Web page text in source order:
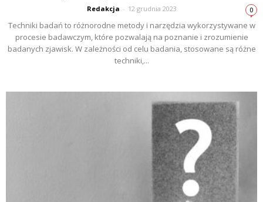
Redakcja - 12 grudnia 2023 0
Techniki badań to różnorodne metody i narzędzia wykorzystywane w
procesie badawczym, które pozwalają na poznanie i zrozumienie
badanych zjawisk. W zależności od celu badania, stosowane są różne
techniki,...